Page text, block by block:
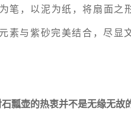
笔，以泥为纸，将扇面之
素与紫砂完美结合，尽显
瓢壶的热衷并不是无缘无